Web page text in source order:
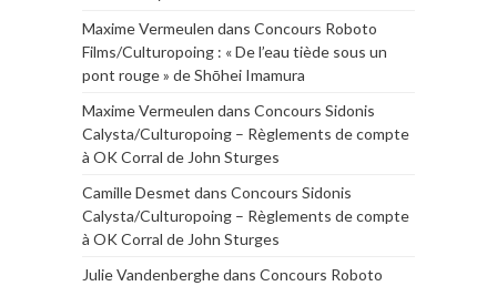
Maxime Vermeulen dans Concours Roboto
Films/Culturopoing : « De l’eau tiède sous un
pont rouge » de Shōhei Imamura
Maxime Vermeulen dans Concours Sidonis
Calysta/Culturopoing – Règlements de compte
à OK Corral de John Sturges
Camille Desmet dans Concours Sidonis
Calysta/Culturopoing – Règlements de compte
à OK Corral de John Sturges
Julie Vandenberghedans Concours Roboto